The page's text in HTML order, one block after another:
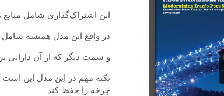
این اشتراک‌‌گذاری شامل
در واقع این مدل همیشه
و سمت دیگر که از آن دارایی
نکته مهم در این مدل این است
چرخه را حفظ کند.